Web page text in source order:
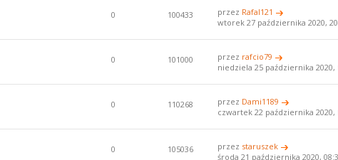
0 100433 przez Rafal121
wtorek 27 października 2020,
0 101000 przez rafcio79
niedziela 25 października 2020,
0 110268 przez Dami1189
czwartek 22 października 2020,
0 105036 przez staruszek
środa 21 października 2020,